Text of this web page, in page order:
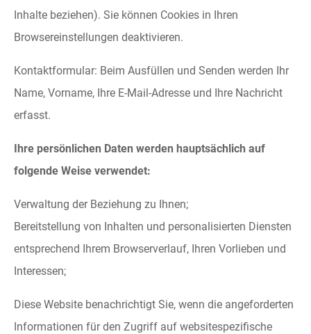
Inhalte beziehen). Sie können Cookies in Ihren
Browsereinstellungen deaktivieren.
Kontaktformular: Beim Ausfüllen und Senden werden Ihr
Name, Vorname, Ihre E-Mail-Adresse und Ihre Nachricht
erfasst.
Ihre persönlichen Daten werden hauptsächlich auf
folgende Weise verwendet:
Verwaltung der Beziehung zu Ihnen;
Bereitstellung von Inhalten und personalisierten Diensten
entsprechend Ihrem Browserverlauf, Ihren Vorlieben und
Interessen;
Diese Website benachrichtigt Sie, wenn die angeforderten
Informationen für den Zugriff auf websitespezifische